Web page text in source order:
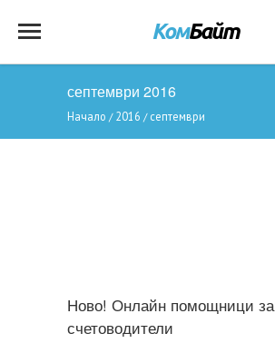
септември 2016
Начало / 2016 / септември
Ново! Онлайн помощници за
счетоводители